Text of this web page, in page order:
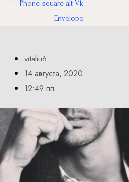
Phone-square-alt Vk
Envelope
vitaliu6
14 августа, 2020
12:49 пп